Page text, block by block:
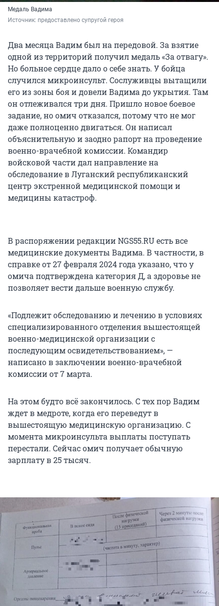
Медаль Вадима
Источник: предоставлено супругой героя
Два месяца Вадим был на передовой. За взятие
одной из территорий получил медаль «За отвагу».
Но больное сердце дало о себе знать. У бойца
случился микроинсульт. Сослуживцы вытащили
его из зоны боя и довели Вадима до укрытия. Там
он отлеживался три дня. Пришло новое боевое
задание, но омич отказался, потому что не мог
даже полноценно двигаться. Он написал
объяснительную и заодно рапорт на проведение
военно-врачебной комиссии. Командир
войсковой части дал направление на
обследование в Луганский республиканский
центр экстренной медицинской помощи и
медицины катастроф.
В распоряжении редакции NGS55.RU есть все
медицинские документы Вадима. В частности, в
справке от 27 февраля 2024 года указано, что у
омича подтверждена категория Д, а здоровье не
позволяет вести дальше военную службу.
«Подлежит обследованию и лечению в условиях
специализированного отделения вышестоящей
военно-медицинской организации с
последующим освидетельствованием», —
написано в заключении военно-врачебной
комиссии от 7 марта.
На этом будто всё закончилось. С тех пор Вадим
ждет в медроте, когда его переведут в
вышестоящую медицинскую организацию. С
момента микроинсульта выплаты поступать
перестали. Сейчас омич получает обычную
зарплату в 25 тысяч.